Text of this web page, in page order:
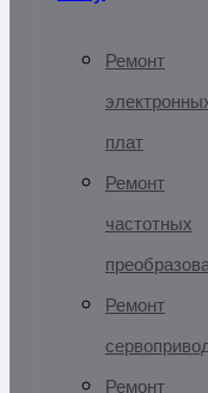
Ремонт
плат
Ремонт
частотных
Ремонт
Ремонт